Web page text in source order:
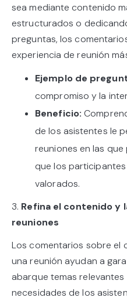
sea mediante contenido
estructurados o
preguntas, los
experiencia de reunión
Ejemplo de
compromiso y la
Beneficio:
de los asistentes le
reuniones en las
que los
valorados.
3. Refina el contenido y
reuniones
Los comentarios sobre el
una reunión ayudan a
abarque temas
necesidades de los